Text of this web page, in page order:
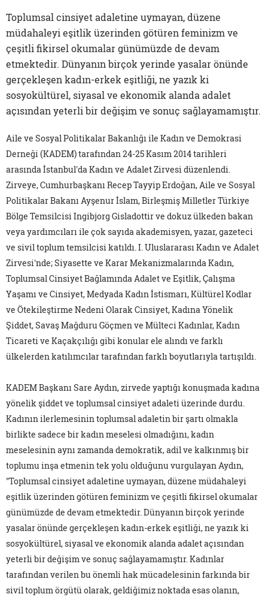
Toplumsal cinsiyet adaletine uymayan, düzene
müdahaleyi eşitlik üzerinden götüren feminizm ve
çeşitli fikirsel okumalar günümüzde de devam
etmektedir. Dünyanın birçok yerinde yasalar önünde
gerçekleşen kadın-erkek eşitliği, ne yazık ki
sosyokültürel, siyasal ve ekonomik alanda adalet
açısından yeterli bir değişim ve sonuç sağlayamamıştır.
Aile ve Sosyal Politikalar Bakanlığı ile Kadın ve Demokrasi
Derneği (KADEM) tarafından 24-25 Kasım 2014 tarihleri
arasında İstanbul'da Kadın ve Adalet Zirvesi düzenlendi.
Zirveye, Cumhurbaşkanı Recep Tayyip Erdoğan, Aile ve Sosyal
Politikalar Bakanı Ayşenur İslam, Birleşmiş Milletler Türkiye
Bölge Temsilcisi Ingibjorg Gisladottir ve dokuz ülkeden bakan
veya yardımcıları ile çok sayıda akademisyen, yazar, gazeteci
ve sivil toplum temsilcisi katıldı. I. Uluslararası Kadın ve Adalet
Zirvesi'nde; Siyasette ve Karar Mekanizmalarında Kadın,
Toplumsal Cinsiyet Bağlamında Adalet ve Eşitlik, Çalışma
Yaşamı ve Cinsiyet, Medyada Kadın İstismarı, Kültürel Kodlar
ve Ötekileştirme Nedeni Olarak Cinsiyet, Kadına Yönelik
Şiddet, Savaş Mağduru Göçmen ve Mülteci Kadınlar, Kadın
Ticareti ve Kaçakçılığı gibi konular ele alındı ve farklı
ülkelerden katılımcılar tarafından farklı boyutlarıyla tartışıldı.
KADEM Başkanı Sare Aydın, zirvede yaptığı konuşmada kadına
yönelik şiddet ve toplumsal cinsiyet adaleti üzerinde durdu.
Kadının ilerlemesinin toplumsal adaletin bir şartı olmakla
birlikte sadece bir kadın meselesi olmadığını, kadın
meselesinin aynı zamanda demokratik, adil ve kalkınmış bir
toplumu inşa etmenin tek yolu olduğunu vurgulayan Aydın,
"Toplumsal cinsiyet adaletine uymayan, düzene müdahaleyi
eşitlik üzerinden götüren feminizm ve çeşitli fikirsel okumalar
günümüzde de devam etmektedir. Dünyanın birçok yerinde
yasalar önünde gerçekleşen kadın-erkek eşitliği, ne yazık ki
sosyokültürel, siyasal ve ekonomik alanda adalet açısından
yeterli bir değişim ve sonuç sağlayamamıştır. Kadınlar
tarafından verilen bu önemli hak mücadelesinin farkında bir
sivil toplum örgütü olarak, geldiğimiz noktada esas olanın,